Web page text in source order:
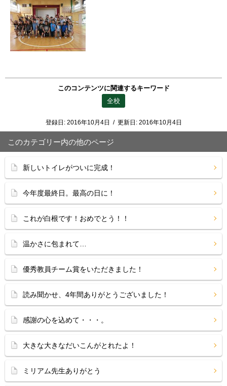
このコンテンツに関連するキーワード
全校
登録日: 2016年10月4日 / 更新日: 2016年10月4日
このカテゴリー内の他のページ
新しいトイレがついに完成！
今年度最終日。最高の日に！
これが白根です！おめでとう！！
温かさに包まれて…
優秀教員チーム賞をいただきました！
読み聞かせ、4年間ありがとうございました！
感謝の心を込めて・・・。
大きな大きなだいこんがとれたよ！
ミリアム先生ありがとう